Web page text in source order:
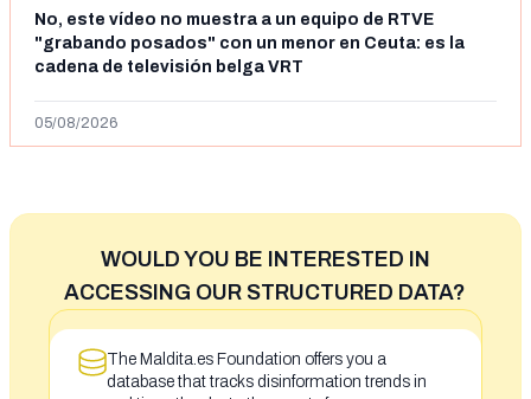
No, este vídeo no muestra a un equipo de RTVE
"grabando posados" con un menor en Ceuta: es la
cadena de televisión belga VRT
05/08/2026
WOULD YOU BE INTERESTED IN
ACCESSING OUR STRUCTURED DATA?
The Maldita.es Foundation offers you a
database that tracks disinformation trends in